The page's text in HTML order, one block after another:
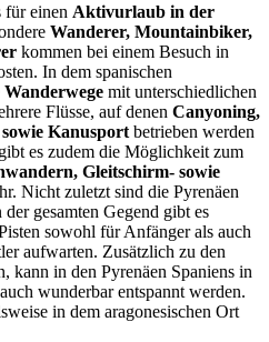
für einen Aktivurlaub in der
Wanderer, Mountainbiker,
kommen bei einem Besuch in
In dem spanischen
Wanderwege mit unterschiedlichen
Flüsse, auf denen Canyoning,
Kanusport betrieben werden
es zudem die Möglichkeit zum
Gleitschirm- sowie
Nicht zuletzt sind die Pyrenäen
der gesamten Gegend gibt es
sowohl für Anfänger als auch
aufwarten. Zusätzlich zu den
kann in den Pyrenäen Spaniens in
auch wunderbar entspannt werden.
in dem aragonesischen Ort